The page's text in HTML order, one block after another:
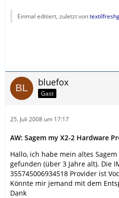
Einmal editiert, zuletzt von
bluefox
Gast
25. Juli 2008 um 17:17
AW: Sagem my X2-2 Hardware
Hallo, ich habe mein altes
gefunden (über 3 Jahre alt). Die
355745006934518 Provider ist
Könnte mir jemand mit dem
Dank